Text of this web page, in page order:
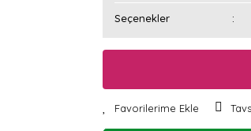
Seçenekler